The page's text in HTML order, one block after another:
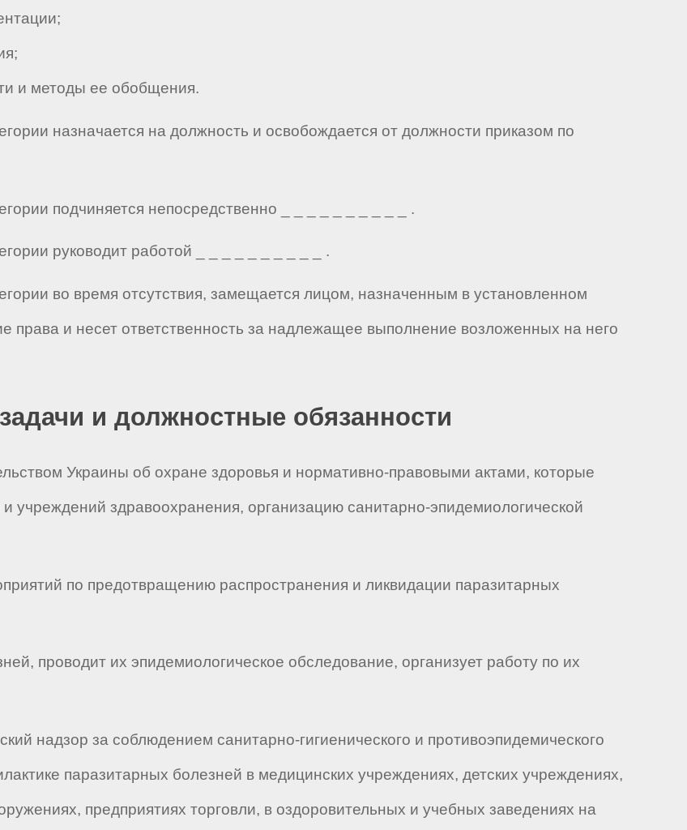
и методы ее обобщения.
назначается на должность и освобождается от должности приказом по
подчиняется непосредственно _ _ _ _ _ _ _ _ _ _ .
руководит работой _ _ _ _ _ _ _ _ _ _ .
во время отсутствия, замещается лицом, назначенным в установленном
права и несет ответственность за надлежащее выполнение возложенных на него
и должностные обязанности
Украины об охране здоровья и нормативно-правовыми актами, которые
учреждений здравоохранения, организацию санитарно-эпидемиологической
по предотвращению распространения и ликвидации паразитарных
проводит их эпидемиологическое обследование, организует работу по их
надзор за соблюдением санитарно-гигиенического и противоэпидемического
паразитарных болезней в медицинских учреждениях, детских учреждениях,
предприятиях торговли, в оздоровительных и учебных заведениях на